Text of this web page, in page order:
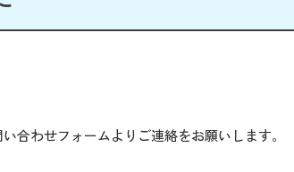
合わせフォームよりご連絡をお願いします。